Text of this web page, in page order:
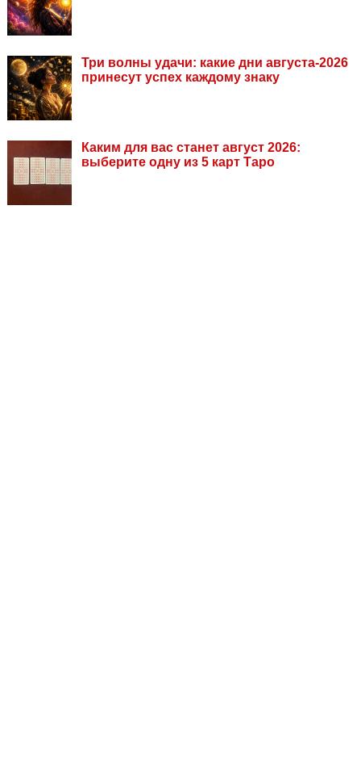
Три волны удачи: какие дни августа-2026
принесут успех каждому знаку
Каким для вас станет август 2026:
выберите одну из 5 карт Таро